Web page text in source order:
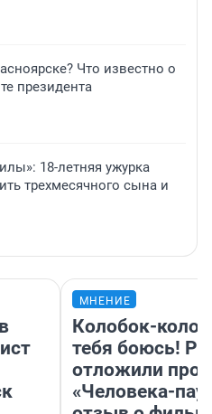
Что известно о
президента
18-летняя ужурка
трехмесячного сына и
МНЕНИЕ
Колобок-
тебя боюсь!
отложили
«Человека-